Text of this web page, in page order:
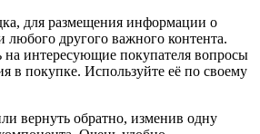
для размещения информации о
любого другого важного контента.
интересующие покупателя вопросы
в покупке. Используйте её по своему
вернуть обратно, изменив одну